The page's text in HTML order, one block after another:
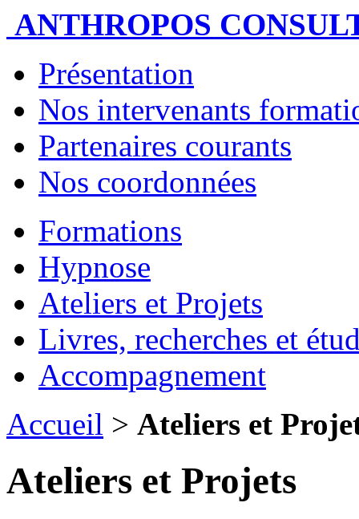
ANTHROPOS
Présentation
Nos intervenants
Partenaires courants
Nos coordonnées
Formations
Hypnose
Ateliers et Projets
Livres, recherches et
Accompagnement
Accueil > Ateliers et
Ateliers et Projets